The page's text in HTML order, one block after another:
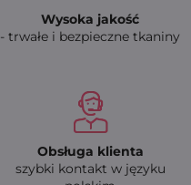
Wysoka jakość
- trwałe i bezpieczne tkaniny
Obsługa klienta
szybki kontakt w języku